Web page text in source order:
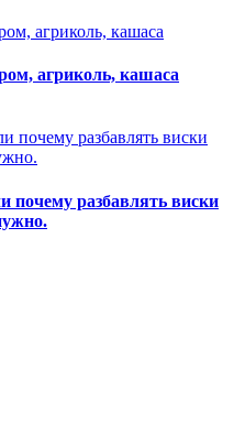
агриколь, кашаса
почему разбавлять виски